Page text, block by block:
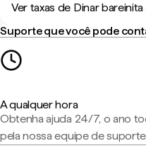
Ver taxas de Dinar
Suporte que você pode
A qualquer hora
Obtenha ajuda 24/7, o ano
pela nossa equipe de